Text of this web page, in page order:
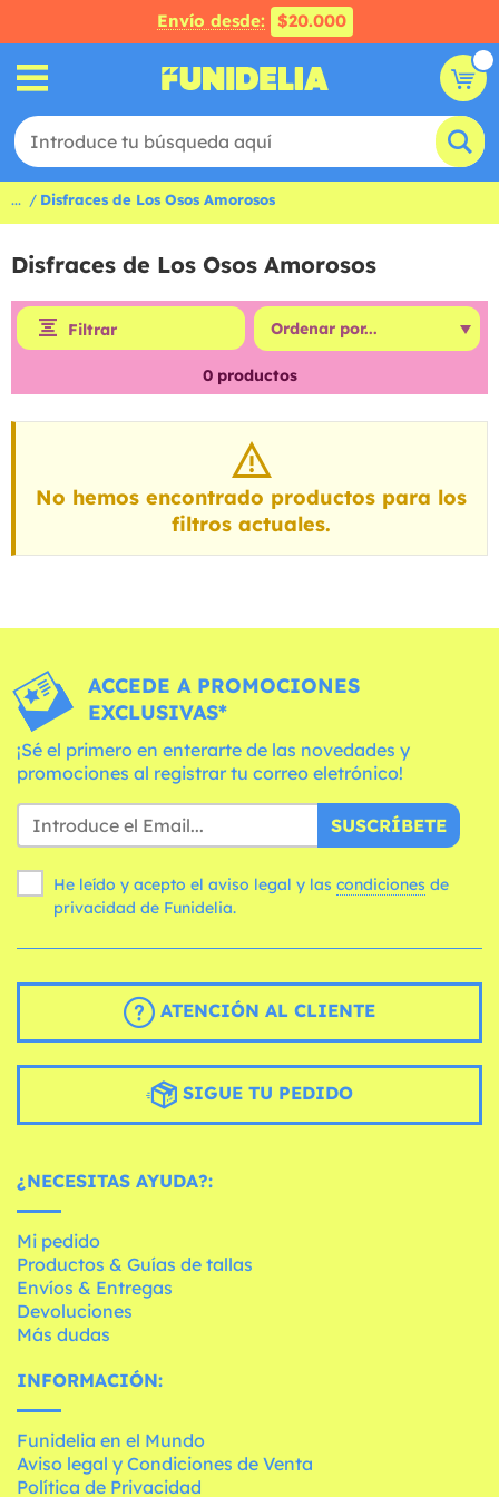
Envío desde: $20.000
... Disfraces de Los Osos Amorosos
Disfraces de Los Osos Amorosos
Filtrar
0productos
No hemos encontrado productos para los
filtros actuales.
ACCEDE A PROMOCIONES
EXCLUSIVAS*
¡Sé el primero en enterarte de las novedades y
promociones al registrar tu correo eletrónico!
SUSCRÍBETE
He leído y acepto el aviso legal y las condiciones
privacidad de Funidelia.
ATENCIÓN AL CLIENTE
SIGUE TU PEDIDO
¿NECESITAS AYUDA?:
Mi pedido
Productos & Guías de tallas
Envíos & Entregas
Devoluciones
Más dudas
INFORMACIÓN:
Funidelia en el Mundo
Aviso legal y Condiciones de Venta
Política de Privacidad